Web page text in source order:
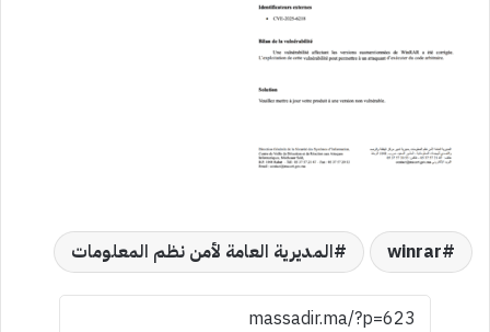
winrar المديرية العامة لأمن نظم المعلومات